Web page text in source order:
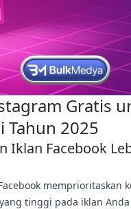
Gratis
Tahun 2025
Iklan Facebook
memprioritaskan
tinggi pada iklan